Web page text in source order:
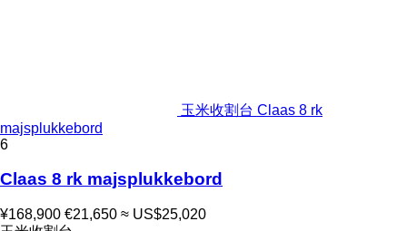
玉米收割台 Claas 8 rk
majsplukkebord
6
Claas 8 rk majsplukkebord
¥168,900 €21,650 ≈ US$25,020